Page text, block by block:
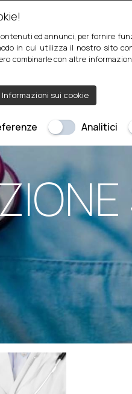
ed annunci, per fornire
in cui utilizza il nostro sito
combinarle con altre
Informazioni sui cookie
Analitici